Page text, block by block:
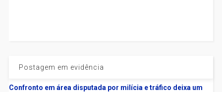
Postagem em evidência
Confronto em área disputada por milícia e tráfico deixa um